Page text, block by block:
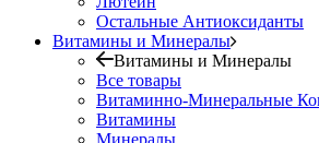
Остальные Антиоксиданты
Витамины и Минералы
Витамины и Минералы
Все товары
Витаминно-Минеральные
Витамины
Минералы